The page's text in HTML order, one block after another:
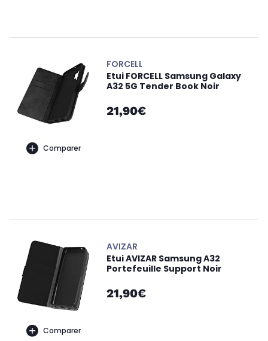
Comparer
FORCELL
Etui FORCELL Samsung Galaxy
A32 5G Tender Book Noir
21,90€
Comparer
AVIZAR
Etui AVIZAR Samsung A32
Portefeuille Support Noir
21,90€